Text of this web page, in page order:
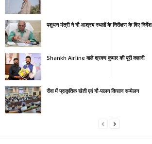
पशुधन मंत्री ने गौ आश्रय स्थलों के निरीक्षण के दिए निर्देश
Shankh Airline वाले श्रवण कुमार की पूरी कहानी
रीवा में प्राकृतिक खेती एवं गौ-पालन किसान सम्मेलन